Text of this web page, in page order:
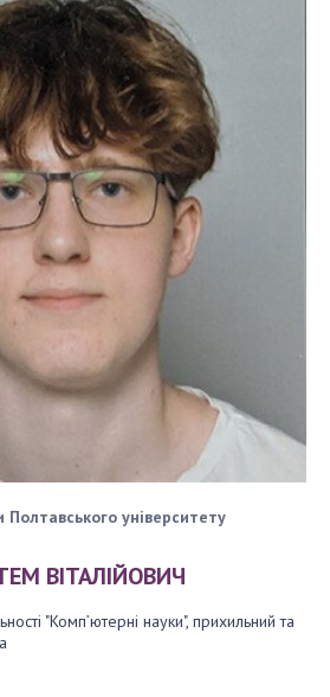
карти
Полтавського університету
ВІТАЛІЙОВИЧ
"Комп’ютерні науки", прихильний та